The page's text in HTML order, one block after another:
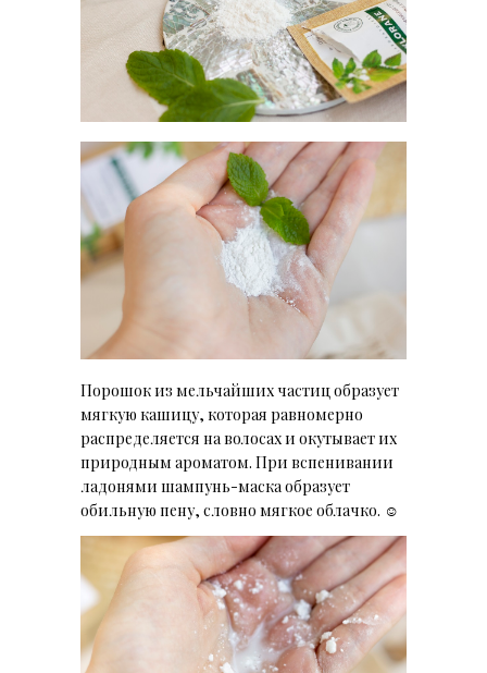
Порошок из мельчайших частиц образует
мягкую кашицу, которая равномерно
распределяется на волосах и окутывает их
природным ароматом. При вспенивании
ладонями шампунь-маска образует
обильную пену, словно мягкое облачко. ☺